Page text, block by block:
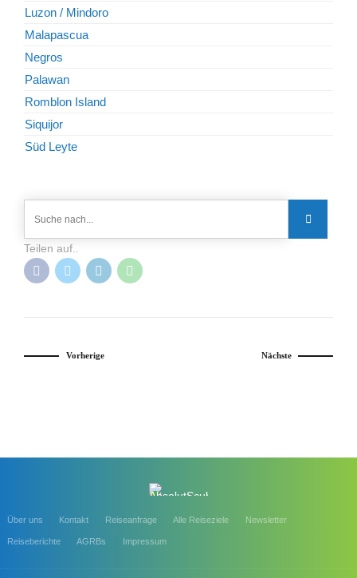
Luzon / Mindoro
Malapascua
Negros
Palawan
Romblon Island
Siquijor
Süd Leyte
Teilen auf..
Vorherige Nächste
Über uns Kontakt Reiseanfrage Alle Reiseziele Newsletter
Reiseberichte AGRBs Impressum